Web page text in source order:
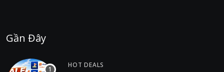
Gần Đây
HOT DEALS